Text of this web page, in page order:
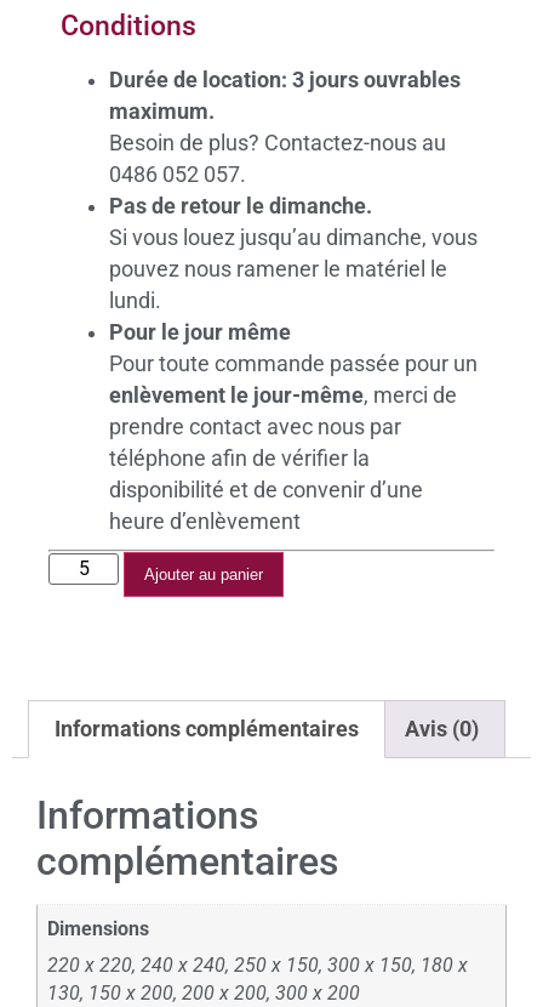
Conditions
Durée de location: 3 jours ouvrables
maximum.
Besoin de plus? Contactez-nous au
0486 052 057.
Pas de retour le dimanche.
Si vous louez jusqu’au dimanche, vous
pouvez nous ramener le matériel le
lundi.
Pour le jour même
Pour toute commande passée pour un
enlèvement le jour-même, merci de
prendre contact avec nous par
téléphone afin de vérifier la
disponibilité et de convenir d’une
heure d’enlèvement
Ajouter au panier
Informations complémentaires Avis (0)
Informations
complémentaires
Dimensions
220 x 220, 240 x 240, 250 x 150, 300 x 150, 180 x
130, 150 x 200, 200 x 200, 300 x 200